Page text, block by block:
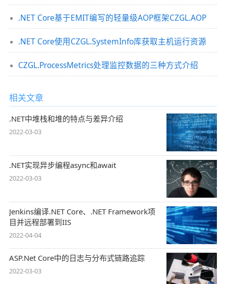
.NET Core基于EMIT编写的轻量级AOP框架CZGL.AOP
.NET Core使用CZGL.SystemInfo库获取主机运行资源
CZGL.ProcessMetrics处理监控数据的三种方式介绍
相关文章
.NET中堆栈和堆的特点与差异介绍
2022-03-03
.NET实现异步编程async和await
2022-03-03
Jenkins编译.NET Core、.NET Framework项
目并远程部署到IIS
2022-04-04
ASP.Net Core中的日志与分布式链路追踪
2022-03-03